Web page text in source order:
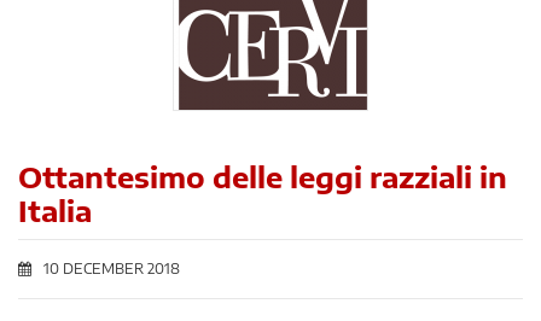
Ottantesimo delle leggi razziali in
Italia
10 DECEMBER 2018